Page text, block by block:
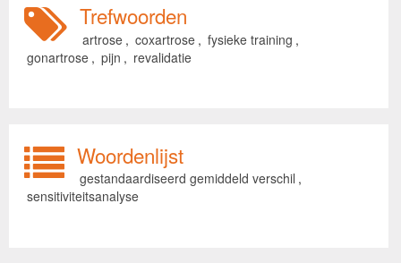
Trefwoorden
artrose , coxartrose , fysieke training ,
gonartrose , pijn , revalidatie
Woordenlijst
gestandaardiseerd gemiddeld verschil ,
sensitiviteitsanalyse